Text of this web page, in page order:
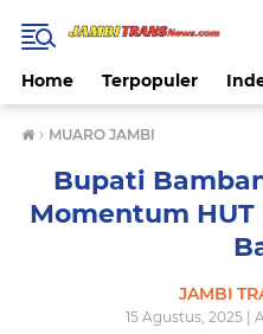
Home Terpopuler
› MUARO JAMBI
Bupati
Momentum HUT
JAMBI
15 Agustus, 2025 |